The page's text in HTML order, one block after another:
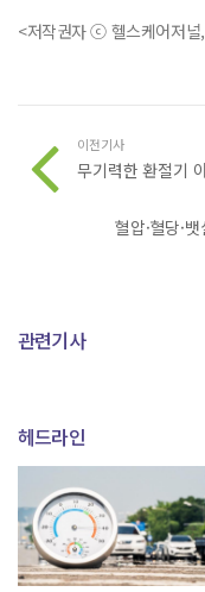
<저작권자 ⓒ 헬스케어저
이전기사
무기력한 환절기
혈압·혈당·
관련기사
헤드라인